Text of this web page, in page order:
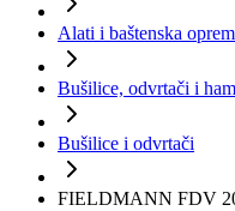
Alati i baštenska
Bušilice, odvrtači i
Bušilice i odvrtači
FIELDMANN FDV